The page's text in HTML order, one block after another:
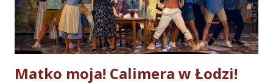
t
a
r
z
Matko moja! Calimera w Łodzi!